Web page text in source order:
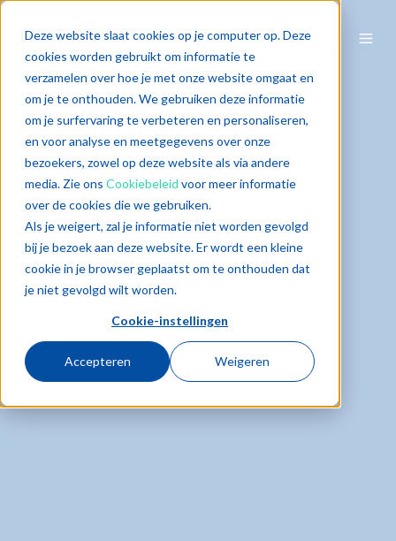
Deze website slaat cookies op je computer op. Deze
cookies worden gebruikt om informatie te
verzamelen over hoe je met onze website omgaat en
om je te onthouden. We gebruiken deze informatie
om je surfervaring te verbeteren en personaliseren,
en voor analyse en meetgegevens over onze
bezoekers, zowel op deze website als via andere
media. Zie ons Cookiebeleid voor meer informatie
over de cookies die we gebruiken.
Als je weigert, zal je informatie niet worden gevolgd
bij je bezoek aan deze website. Er wordt een kleine
cookie in je browser geplaatst om te onthouden dat
je niet gevolgd wilt worden.
Cookie-instellingen
Accepteren Weigeren